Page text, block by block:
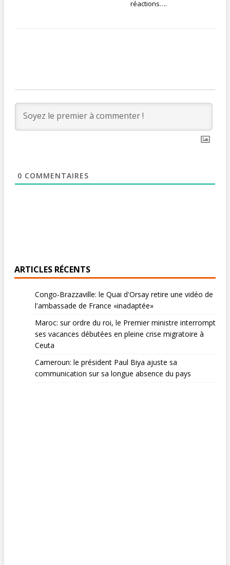
réactions….
0 COMMENTAIRES
ARTICLES RÉCENTS
Congo-Brazzaville: le Quai d'Orsay retire une vidéo de
l'ambassade de France «inadaptée»
Maroc: sur ordre du roi, le Premier ministre interrompt
ses vacances débutées en pleine crise migratoire à
Ceuta
Cameroun: le président Paul Biya ajuste sa
communication sur sa longue absence du pays